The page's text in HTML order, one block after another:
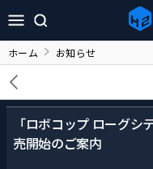
ホーム お知らせ
「ロボコップ ローグ
売開始のご案内